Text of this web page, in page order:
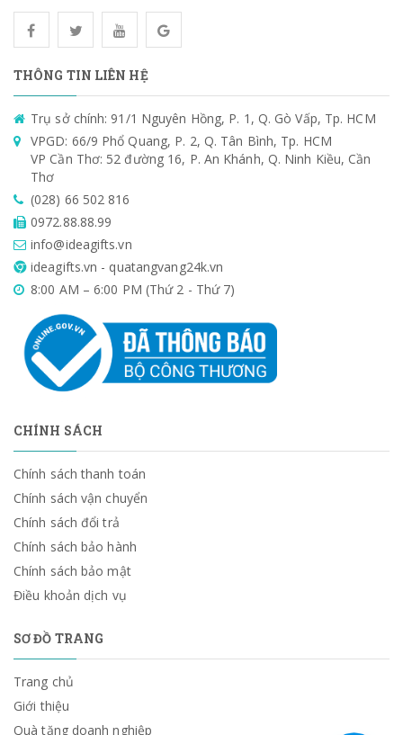
THÔNG TIN LIÊN HỆ
Trụ sở chính: 91/1 Nguyên Hồng, P. 1, Q. Gò Vấp, Tp. HCM
VPGD: 66/9 Phổ Quang, P. 2, Q. Tân Bình, Tp. HCM
VP Cần Thơ: 52 đường 16, P. An Khánh, Q. Ninh Kiều, Cần
Thơ
(028) 66 502 816
0972.88.88.99
info@ideagifts.vn
ideagifts.vn - quatangvang24k.vn
8:00 AM – 6:00 PM (Thứ 2 - Thứ 7)
CHÍNH SÁCH
Chính sách thanh toán
Chính sách vận chuyển
Chính sách đổi trả
Chính sách bảo hành
Chính sách bảo mật
Điều khoản dịch vụ
SƠ ĐỒ TRANG
Trang chủ
Giới thiệu
Quà tặng doanh nghiệp